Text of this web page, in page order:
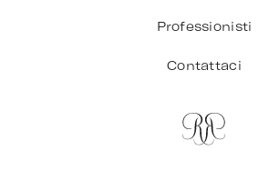
Professionisti
Contattaci